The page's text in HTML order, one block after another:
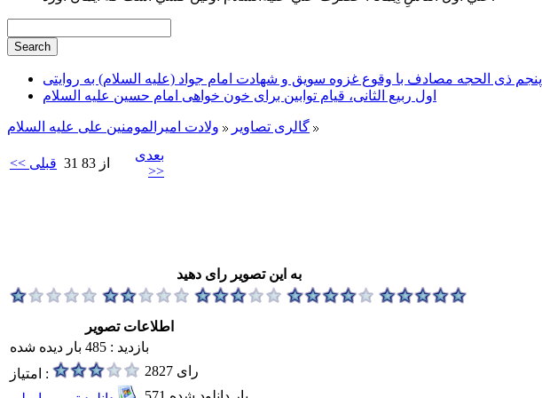
پنجم ذی الحجه مصادف با وقوع غزوه سویق و شهادت امام جواد (علیه السلام) به روایتی
اول ربیع الثانی، قیام توابین برای خون خواهی امام حسین علیه السلام
گالری تصاویر ولادت امیرالمومنین علی علیه السلام
<< قبلی 31 از 83
بعدی
>>
به این تصویر رای دهید
اطلاعات تصویر
بازدید : 485 بار دیده شده
امتیاز :
2827 رای